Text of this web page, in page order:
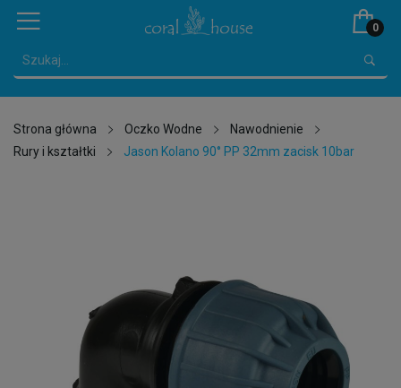
0
Strona główna Oczko Wodne
Nawodnienie
Rury i kształtki
Jason Kolano 90° PP 32mm zacisk 10bar